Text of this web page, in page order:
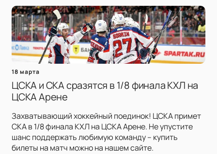
18 марта
ЦСКА и СКА сразятся в 1/8 финала КХЛ на
ЦСКА Арене
Захватывающий хоккейный поединок! ЦСКА примет
СКА в 1/8 финала КХЛ на ЦСКА Арене. Не упустите
шанс поддержать любимую команду – купить
билеты на матч можно на нашем сайте.